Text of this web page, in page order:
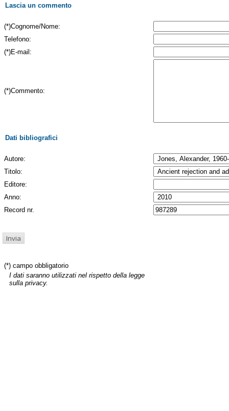
Lascia un commento
(*)Cognome/Nome:
Telefono:
(*)E-mail:
(*)Commento:
Dati bibliografici
Autore:
Titolo:
Editore:
Anno:
Record nr.
(*) campo obbligatorio
I dati saranno utilizzati nel rispetto della legge
sulla privacy.